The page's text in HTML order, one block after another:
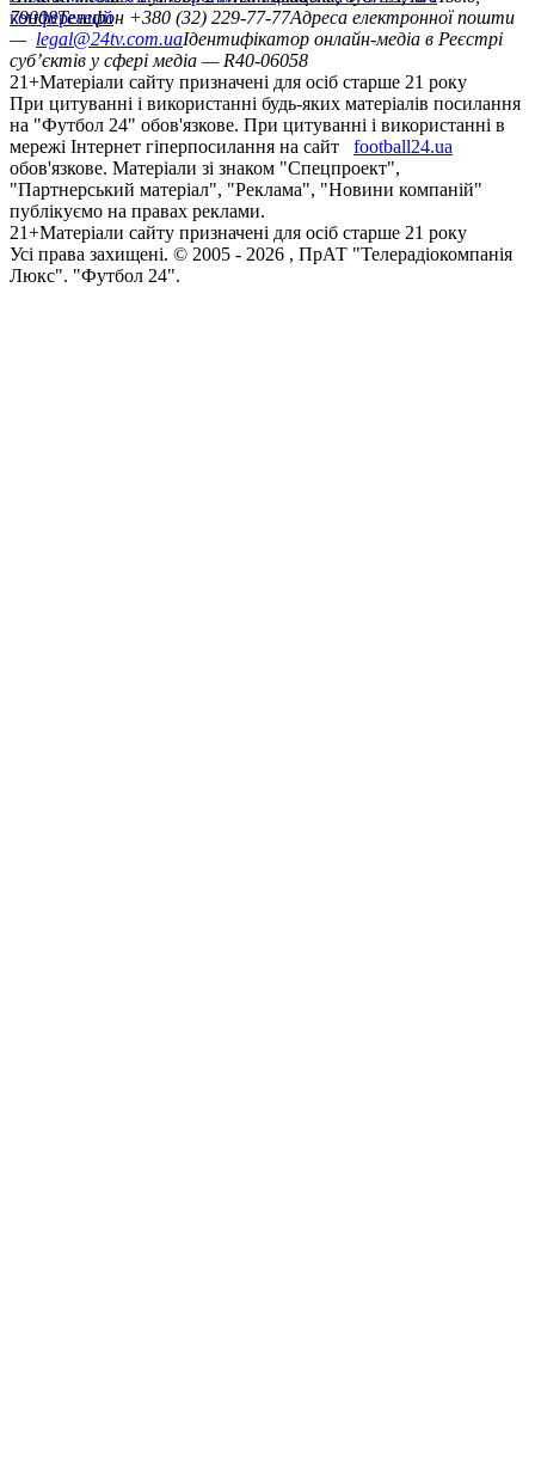
конференцій
79008Телефон +380 (32) 229-77-77Адреса електронної пошти
— legal@24tv.com.uaІдентифікатор онлайн-медіа в Реєстрі
суб’єктів у сфері медіа — R40-06058
21+Матеріали сайту призначені для осіб старше 21 року
При цитуванні і використанні будь-яких матеріалів посилання
на "Футбол 24" обов'язкове. При цитуванні і використанні в
мережі Інтернет гіперпосилання на сайт
football24.ua
обов'язкове. Матеріали зі знаком "Спецпроект",
"Партнерський матеріал", "Реклама", "Новини компаній"
публікуємо на правах реклами.
21+Матеріали сайту призначені для осіб старше 21 року
Усi права захищенi. © 2005 - 2026 , ПрАТ "Телерадіокомпанія
Люкс". "Футбол 24".